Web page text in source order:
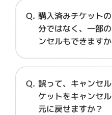
購入済みチケット
分ではなく、一部
ンセルもできます
誤って、キャンセ
ケットをキャンセ
元に戻せますか？